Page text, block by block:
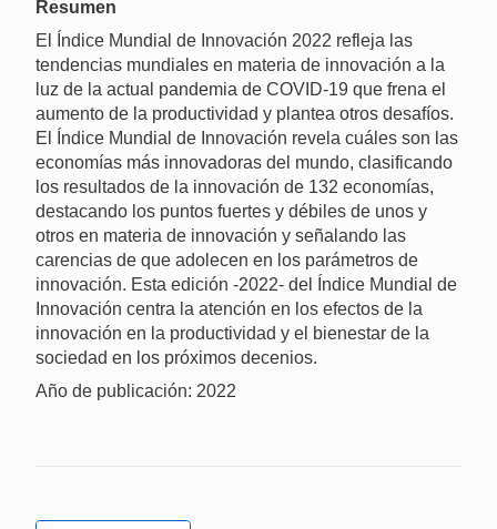
Resumen
El Índice Mundial de Innovación 2022 refleja las
tendencias mundiales en materia de innovación a la
luz de la actual pandemia de COVID-19 que frena el
aumento de la productividad y plantea otros desafíos.
El Índice Mundial de Innovación revela cuáles son las
economías más innovadoras del mundo, clasificando
los resultados de la innovación de 132 economías,
destacando los puntos fuertes y débiles de unos y
otros en materia de innovación y señalando las
carencias de que adolecen en los parámetros de
innovación. Esta edición -2022- del Índice Mundial de
Innovación centra la atención en los efectos de la
innovación en la productividad y el bienestar de la
sociedad en los próximos decenios.
Año de publicación: 2022